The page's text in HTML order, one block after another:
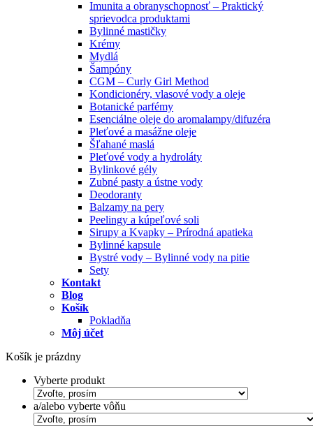
Imunita a obranyschopnosť – Praktický
sprievodca produktami
Bylinné mastičky
Krémy
Mydlá
Šampóny
CGM – Curly Girl Method
Kondicionéry, vlasové vody a oleje
Botanické parfémy
Esenciálne oleje do aromalampy/difuzéra
Pleťové a masážne oleje
Šľahané maslá
Pleťové vody a hydroláty
Bylinkové gély
Zubné pasty a ústne vody
Deodoranty
Balzamy na pery
Peelingy a kúpeľové soli
Sirupy a Kvapky – Prírodná apatieka
Bylinné kapsule
Bystré vody – Bylinné vody na pitie
Sety
Kontakt
Blog
Košík
Pokladňa
Môj účet
Košík je prázdny
Vyberte produkt
a/alebo vyberte vôňu